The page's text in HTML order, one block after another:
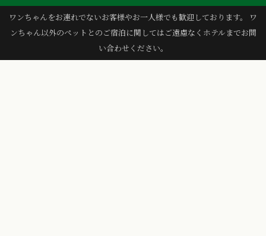
ワンちゃんをお連れでないお客様やお一人様でも歓迎しております。 ワ
ンちゃん以外のペットとのご宿泊に関してはご遠慮なくホテルまでお問
い合わせください。